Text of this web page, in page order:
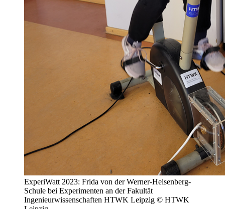
ExperiWatt 2023: Frida von der Werner-Heisenberg-
Schule bei Experimenten an der Fakultät
Ingenieurwissenschaften HTWK Leipzig © HTWK